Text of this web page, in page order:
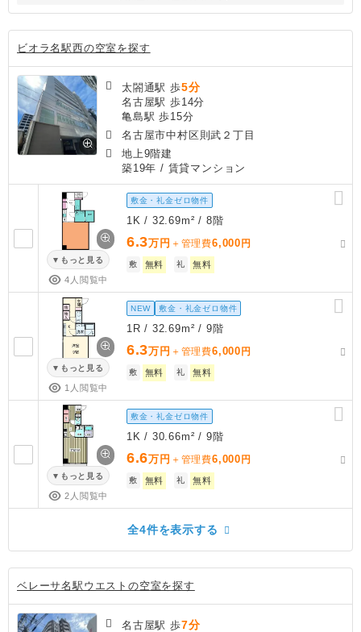
ビオラ名駅西の空室を探す
太閤通駅 歩5分
名古屋駅 歩14分
亀島駅 歩15分
名古屋市中村区則武２丁目
地上9階建
築19年 / 賃貸マンション
もっと見る
4人閲覧中
敷金・礼金ゼロ物件
1K / 32.69m² / 8階
6.3万円 ＋管理費6,000 円
敷 無料 礼 無料
もっと見る
1人閲覧中
NEW 敷金・礼金ゼロ物件
1R / 32.69m² / 9階
6.3万円 ＋管理費6,000 円
敷 無料 礼 無料
もっと見る
2人閲覧中
敷金・礼金ゼロ物件
1K / 30.66m² / 9階
6.6万円 ＋管理費6,000 円
敷 無料 礼 無料
全4件を表示する
ベレーサ名駅ウエストの空室を探す
名古屋駅 歩7分